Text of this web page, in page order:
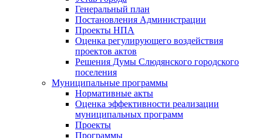
Генеральный план
Постановления Администрации
Проекты НПА
Оценка регулирующего воздействия
проектов актов
Решения Думы Слюдянского городского
поселения
Муниципальные программы
Нормативные акты
Оценка эффективности реализации
муниципальных программ
Проекты
Программы